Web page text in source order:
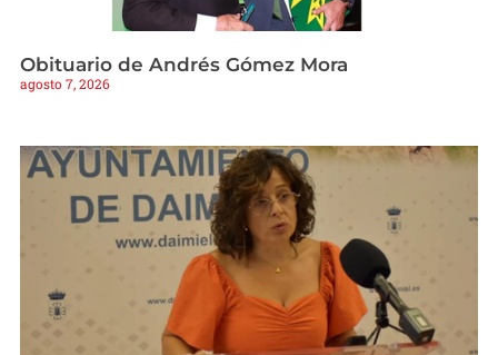
Obituario de Andrés Gómez Mora
agosto 7, 2026